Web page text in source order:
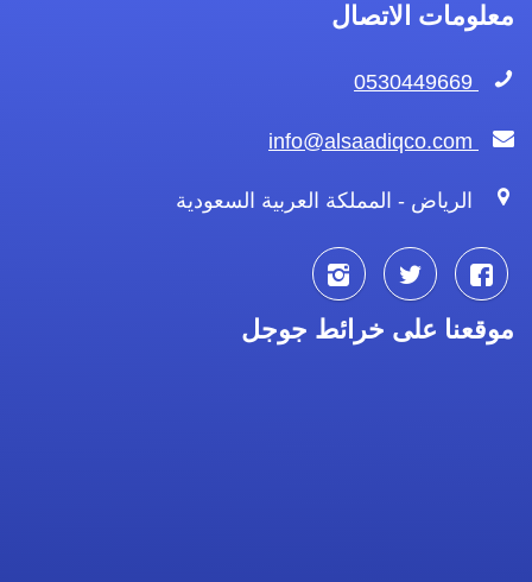
معلومات الاتصال
الرياض - المملكة العربية السعودية
تابعنا
على
تابعنا
على
تابعنا
على
موقعنا على خرائط جوجل